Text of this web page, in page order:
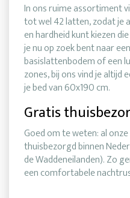
In ons ruime assortiment
tot wel 42 latten, zodat je
en hardheid kunt kiezen
je nu op zoek bent naar
basislattenbodem of een
zones, bij ons vind je altijd
je bed van 60x190 cm.
Gratis
Goed om te weten: al
thuisbezorgd binnen
de Waddeneilanden). Zo
een comfortabele